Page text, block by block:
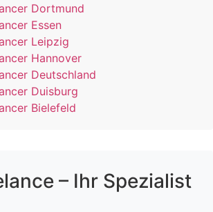
Dortmund
Essen
Leipzig
Hannover
Deutschland
Duisburg
Bielefeld
– Ihr Spezialist